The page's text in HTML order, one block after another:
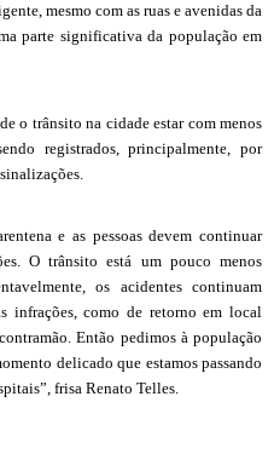
mesmo com as ruas e avenidas da
parte significativa da população em
o trânsito na cidade estar com menos
registrados, principalmente, por
e as pessoas devem continuar
O trânsito está um pouco menos
os acidentes continuam
infrações, como de retorno em local
Então pedimos à população
delicado que estamos passando
frisa Renato Telles.